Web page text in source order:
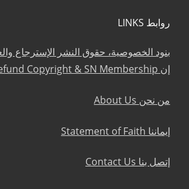
روابط LINKS
بنود الخصوصية، حقوق النشر الإسترجاع
إن Privacy, Refund Copyright & SN Membership
من نحن About Us
إيماننا Statement of Faith
إتصل بنا Contact Us